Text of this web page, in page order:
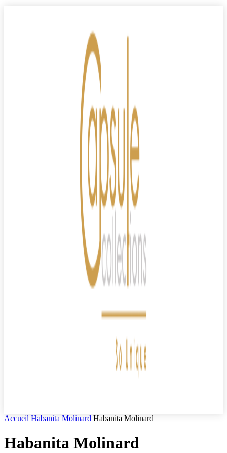
Accueil Habanita Molinard Habanita Molinard
Habanita Molinard